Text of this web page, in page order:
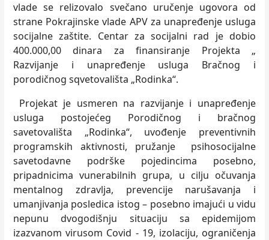
vlade se relizovalo svečano uručenje ugovora od
strane Pokrajinske vlade APV za unapređenje usluga
socijalne zaštite. Centar za socijalni rad je dobio
400.000,00 dinara za finansiranje Projekta „
Razvijanje i unapređenje usluga Bračnog i
porodičnog sqvetovališta „Rodinka“.
Projekat je usmeren na razvijanje i unapređenje
usluga postojećeg Porodičnog i bračnog
savetovališta „Rodinka“, uvođenje preventivnih
programskih aktivnosti, pružanje psihosocijalne
savetodavne podrške pojedincima posebno,
pripadnicima vunerabilnih grupa, u cilјu očuvanja
mentalnog zdravlјa, prevencije narušavanja i
umanjivanja posledica istog – posebno imajući u vidu
nepunu dvogodišnju situaciju sa epidemijom
izazvanom virusom Covid - 19, izolaciju, ograničenja